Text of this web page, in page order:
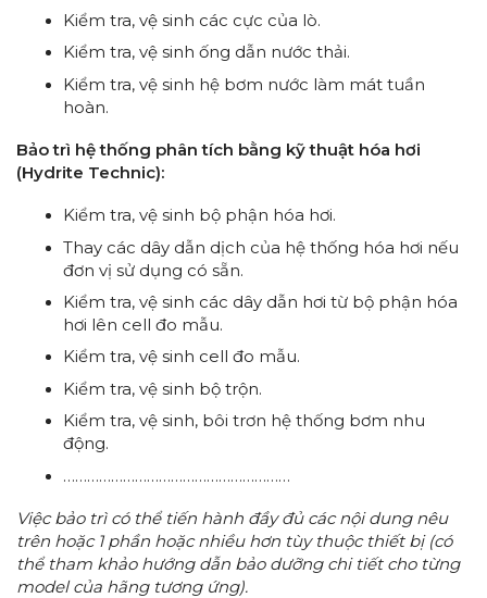
Kiểm tra, vệ sinh các cực của lò.
Kiểm tra, vệ sinh ống dẫn nước thải.
Kiểm tra, vệ sinh hệ bơm nước làm mát tuần
hoàn.
Bảo trì hệ thống phân tích bằng kỹ thuật hóa hơi
(Hydrite Technic):
Kiểm tra, vệ sinh bộ phận hóa hơi.
Thay các dây dẫn dịch của hệ thống hóa hơi nếu
đơn vị sử dụng có sẵn.
Kiểm tra, vệ sinh các dây dẫn hơi từ bộ phận hóa
hơi lên cell đo mẫu.
Kiểm tra, vệ sinh cell đo mẫu.
Kiểm tra, vệ sinh bộ trộn.
Kiểm tra, vệ sinh, bôi trơn hệ thống bơm nhu
động.
…………………………………………………
Việc bảo trì có thể tiến hành đầy đủ các nội dung nêu
trên hoặc 1 phần hoặc nhiều hơn tùy thuộc thiết bị (có
thể tham khảo hướng dẫn bảo dưỡng chi tiết cho từng
model của hãng tương ứng).